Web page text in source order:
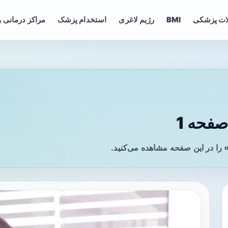
پزشکی BMI رژیم لاغری استخدام پزشک مراکز درمانی
1
در این صفحه مشاهده می‌کنید.